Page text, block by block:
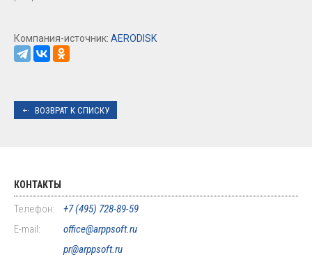
Компания-источник: AERODISK
ВОЗВРАТ К СПИСКУ
КОНТАКТЫ
Телефон:
+7 (495) 728-89-59
E-mail:
office@arppsoft.ru
pr@arppsoft.ru